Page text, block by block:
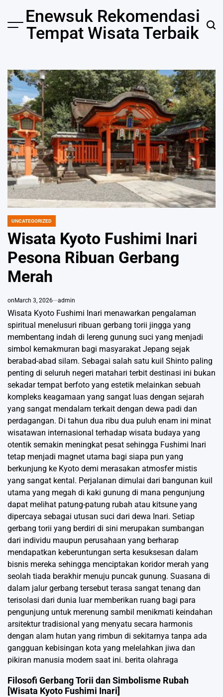
content
Menu
Enewsuk Rekomendasi
Tempat Wisata Terbaik
POSTED
UNCATEGORIZED
Wisata Kyoto Fushimi Inari
Pesona Ribuan Gerbang
Merah
onMarch 3, 2026 admin
Wisata Kyoto Fushimi Inari menawarkan pengalaman
spiritual menelusuri ribuan gerbang torii jingga yang
membentang indah di lereng gunung suci yang menjadi
simbol kemakmuran bagi masyarakat Jepang sejak
berabad-abad silam. Sebagai salah satu kuil Shinto paling
penting di seluruh negeri matahari terbit destinasi ini bukan
sekadar tempat berfoto yang estetik melainkan sebuah
kompleks keagamaan yang sangat luas dengan sejarah
yang sangat mendalam terkait dengan dewa padi dan
perdagangan. Di tahun dua ribu dua puluh enam ini minat
wisatawan internasional terhadap wisata budaya yang
otentik semakin meningkat pesat sehingga Fushimi Inari
tetap menjadi magnet utama bagi siapa pun yang
berkunjung ke Kyoto demi merasakan atmosfer mistis
yang sangat kental. Perjalanan dimulai dari bangunan kuil
utama yang megah di kaki gunung di mana pengunjung
dapat melihat patung-patung rubah atau kitsune yang
dipercaya sebagai utusan suci dari dewa Inari. Setiap
gerbang torii yang berdiri di sini merupakan sumbangan
dari individu maupun perusahaan yang berharap
mendapatkan keberuntungan serta kesuksesan dalam
bisnis mereka sehingga menciptakan koridor merah yang
seolah tiada berakhir menuju puncak gunung. Suasana di
dalam jalur gerbang tersebut terasa sangat tenang dan
terisolasi dari dunia luar memberikan ruang bagi para
pengunjung untuk merenung sambil menikmati keindahan
arsitektur tradisional yang menyatu secara harmonis
dengan alam hutan yang rimbun di sekitarnya tanpa ada
gangguan kebisingan kota yang melelahkan jiwa dan
pikiran manusia modern saat ini. berita olahraga
Filosofi Gerbang Torii dan Simbolisme Rubah
[Wisata Kyoto Fushimi Inari]